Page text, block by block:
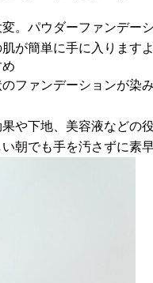
。パウダーファンデ
が簡単に手に入りますよ
ファンデーションが
や下地、美容液など
朝でも手を汚さずに素